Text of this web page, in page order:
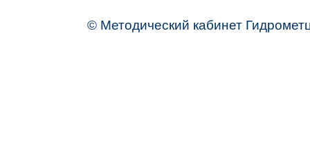
© Методический кабинет